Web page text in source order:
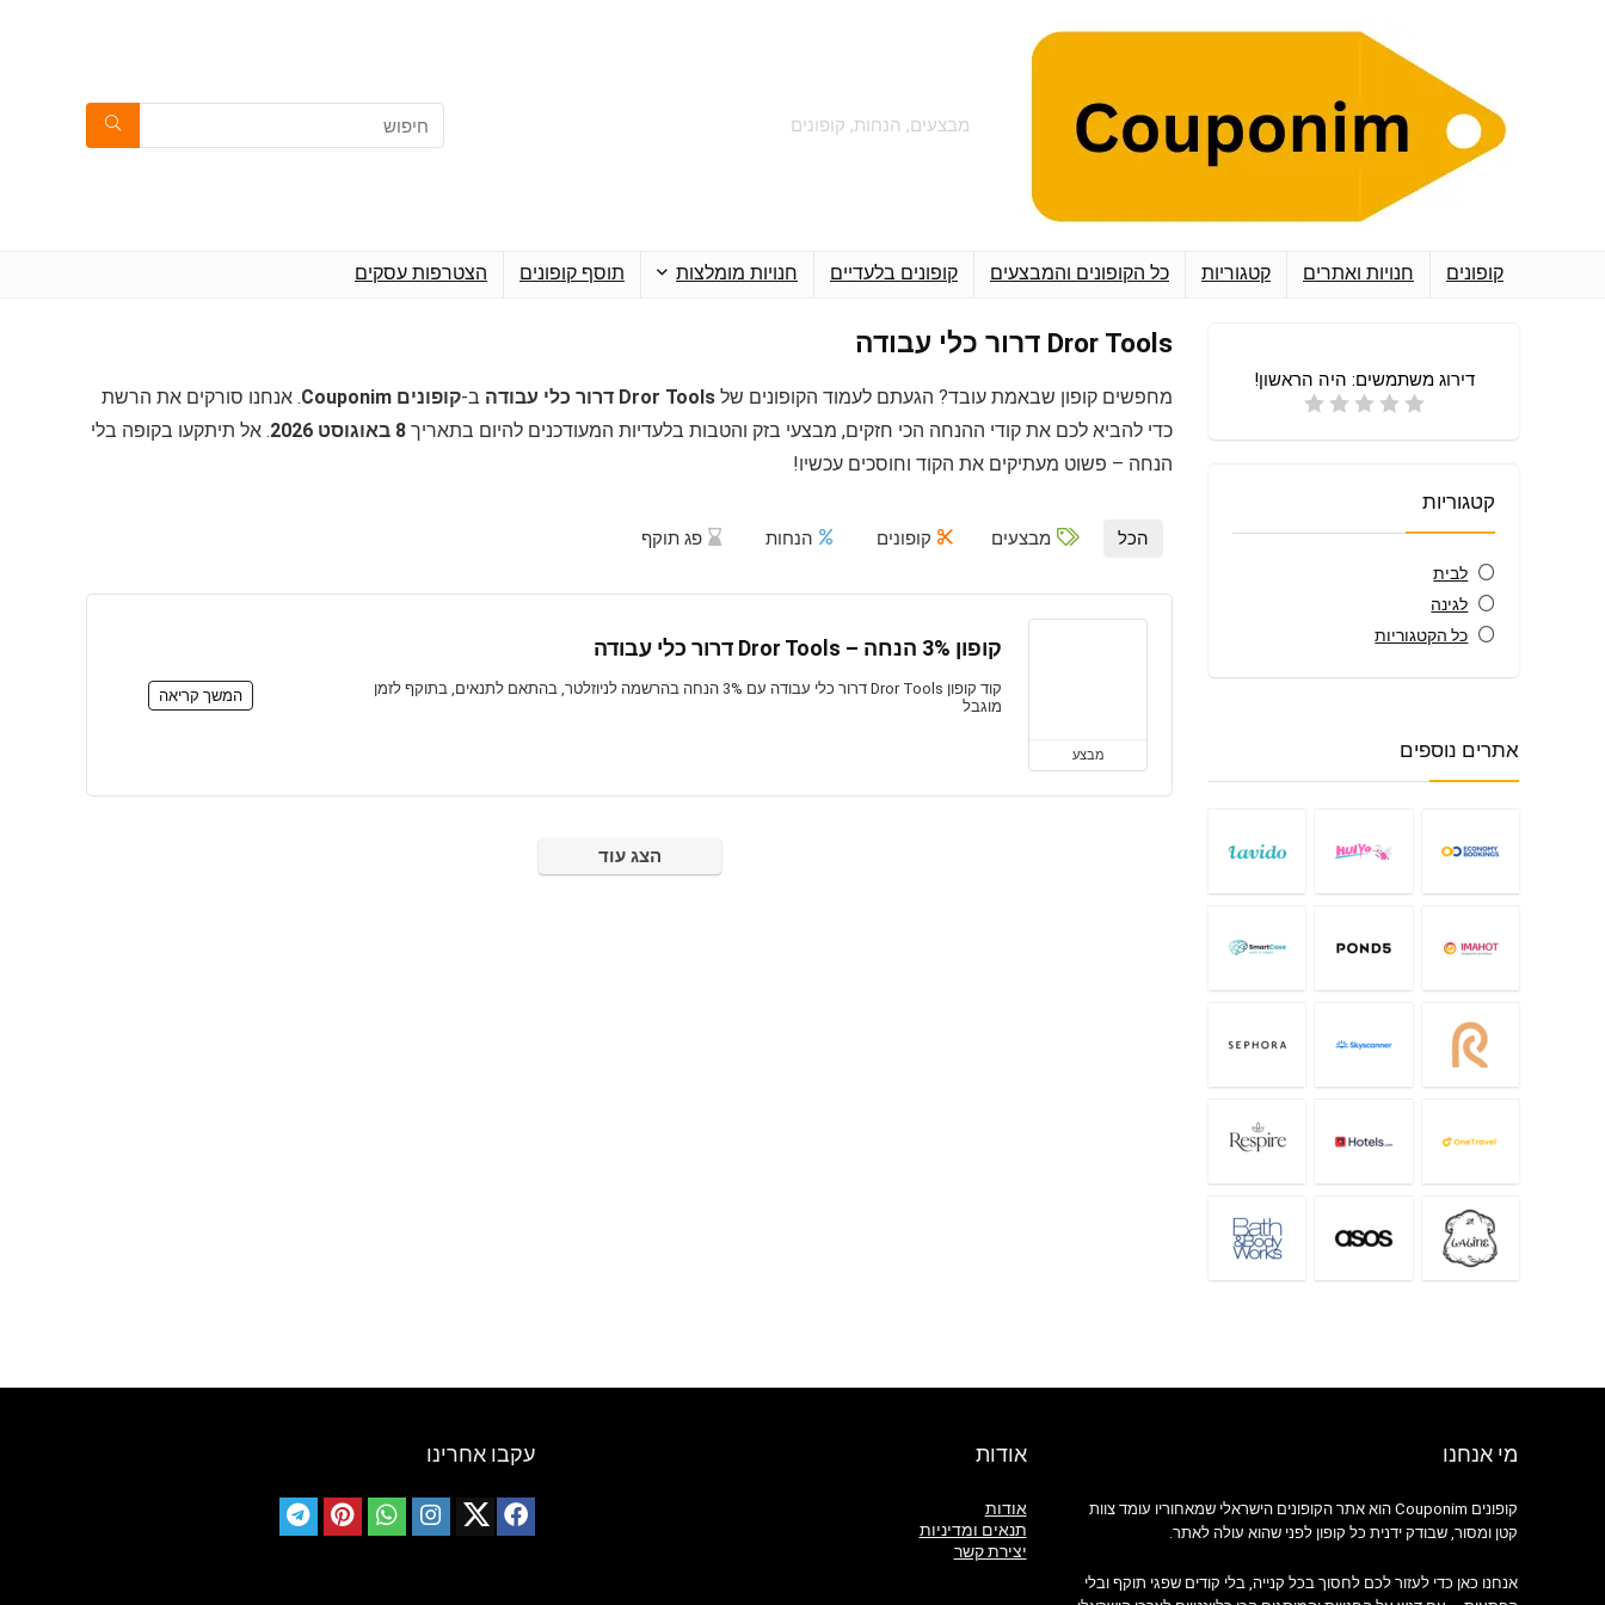
מבצעים, הנחות, קופונים
קופונים חנויות ואתרים קטגוריות כל הקופונים והמבצעים קופונים בלעדיים חנויות מומלצות תוסף קופונים הצטרפות עסקים
Dror Tools דרור כלי עבודה
מחפשים קופון שבאמת עובד? הגעתם לעמוד הקופונים של Dror Tools דרור כלי עבודה ב-קופונים Couponim
. אנחנו סורקים את הרשת
כדי להביא לכם את קודי ההנחה הכי חזקים, מבצעי בזק והטבות בלעדיות המעודכנים להיום בתאריך 8 באוגוסט 2026
. אל תיתקעו בקופה בלי
הנחה – פשוט מעתיקים את הקוד וחוסכים עכשיו!
דירוג משתמשים: היה הראשון!
קטגוריות
לבית
לגינה
כל הקטגוריות
הכל מבצעים קופונים הנחות פג תוקף
מבצע
קופון 3% הנחה – Dror Tools דרור כלי עבודה
קוד קופון Dror Tools דרור כלי עבודה עם 3% הנחה בהרשמה לניוזלטר, בהתאם לתנאים, בתוקף לזמן
מוגבל
המשך קריאה
הצג עוד
אתרים נוספים
מי אנחנו
קופונים Couponim הוא אתר הקופונים הישראלי שמאחוריו עומד צוות
קטן ומסור, שבודק ידנית כל קופון לפני שהוא עולה לאתר.
אנחנו כאן כדי לעזור לכם לחסוך בכל קנייה, בלי קודים שפגי תוקף ובלי
אודות
אודות
תנאים ומדיניות
יצירת קשר
עקבו אחרינו